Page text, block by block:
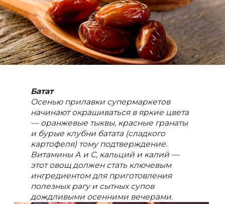
Батат
Осенью прилавки супермаркетов
начинают окрашиваться в яркие цвета
— оранжевые тыквы, красные гранаты
и бурые клубни батата (сладкого
картофеля) тому подтверждение.
Витамины А и С, кальций и калий —
этот овощ должен стать ключевым
ингредиентом для приготовления
полезных рагу и сытных супов
дождливыми осенними вечерами.